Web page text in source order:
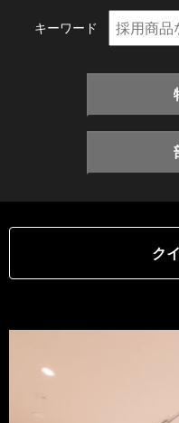
キーワード
ク